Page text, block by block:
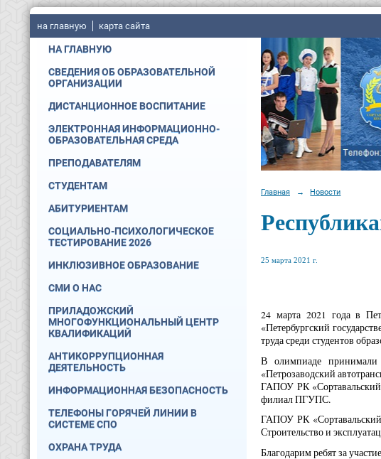
на главную карта сайта
НА ГЛАВНУЮ
СВЕДЕНИЯ ОБ ОБРАЗОВАТЕЛЬНОЙ
ОРГАНИЗАЦИИ
ДИСТАНЦИОННОЕ ВОСПИТАНИЕ
ЭЛЕКТРОННАЯ ИНФОРМАЦИОННО-
ОБРАЗОВАТЕЛЬНАЯ СРЕДА
ПРЕПОДАВАТЕЛЯМ
СТУДЕНТАМ
АБИТУРИЕНТАМ
СОЦИАЛЬНО-ПСИХОЛОГИЧЕСКОЕ
ТЕСТИРОВАНИЕ 2026
ИНКЛЮЗИВНОЕ ОБРАЗОВАНИЕ
СМИ О НАС
ПРИЛАДОЖСКИЙ
МНОГОФУНКЦИОНАЛЬНЫЙ ЦЕНТР
КВАЛИФИКАЦИЙ
АНТИКОРРУПЦИОННАЯ
ДЕЯТЕЛЬНОСТЬ
ИНФОРМАЦИОННАЯ БЕЗОПАСНОСТЬ
ТЕЛЕФОНЫ ГОРЯЧЕЙ ЛИНИИ В
СИСТЕМЕ СПО
ОХРАНА ТРУДА
Главная → Новости
25 марта 2021 г.
24 марта 2021 года в
«Петербургский
труда среди студентов
В олимпиаде принимали
«Петрозаводский
ГАПОУ РК
филиал ПГУПС.
ГАПОУ РК
Строительство и
Благодарим ребят за